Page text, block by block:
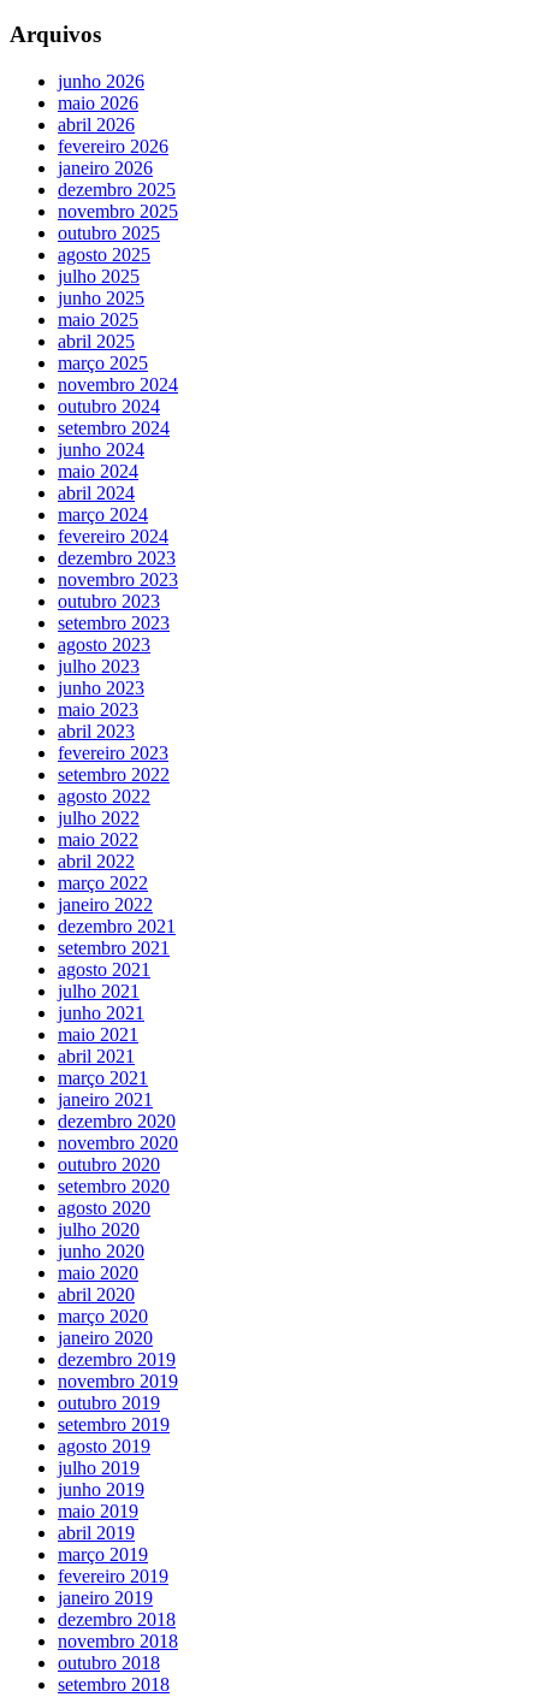
Arquivos
junho 2026
maio 2026
abril 2026
fevereiro 2026
janeiro 2026
dezembro 2025
novembro 2025
outubro 2025
agosto 2025
julho 2025
junho 2025
maio 2025
abril 2025
março 2025
novembro 2024
outubro 2024
setembro 2024
junho 2024
maio 2024
abril 2024
março 2024
fevereiro 2024
dezembro 2023
novembro 2023
outubro 2023
setembro 2023
agosto 2023
julho 2023
junho 2023
maio 2023
abril 2023
fevereiro 2023
setembro 2022
agosto 2022
julho 2022
maio 2022
abril 2022
março 2022
janeiro 2022
dezembro 2021
setembro 2021
agosto 2021
julho 2021
junho 2021
maio 2021
abril 2021
março 2021
janeiro 2021
dezembro 2020
novembro 2020
outubro 2020
setembro 2020
agosto 2020
julho 2020
junho 2020
maio 2020
abril 2020
março 2020
janeiro 2020
dezembro 2019
novembro 2019
outubro 2019
setembro 2019
agosto 2019
julho 2019
junho 2019
maio 2019
abril 2019
março 2019
fevereiro 2019
janeiro 2019
dezembro 2018
novembro 2018
outubro 2018
setembro 2018